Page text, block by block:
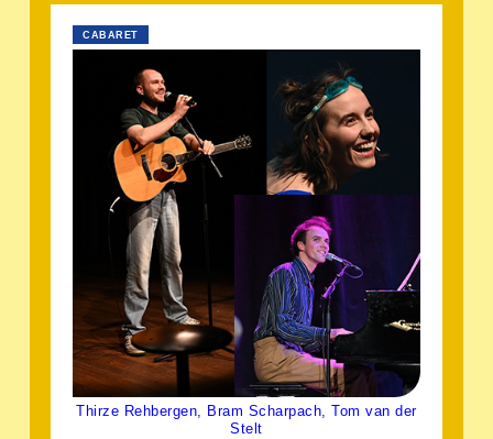
CABARET
Thirze Rehbergen, Bram Scharpach, Tom van der
Stelt